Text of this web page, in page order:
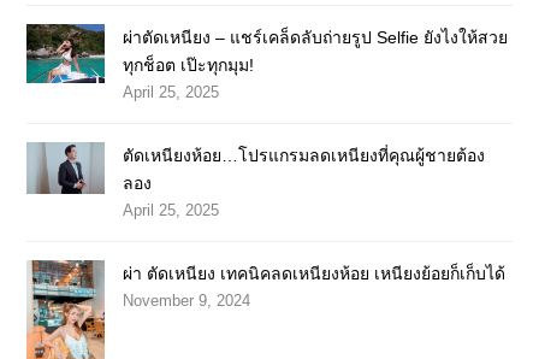
ผ่าตัดเหนียง – แชร์เคล็ดลับถ่ายรูป Selfie ยังไงให้สวย
ทุกช็อต เป๊ะทุกมุม!
April 25, 2025
ตัดเหนียงห้อย…โปรแกรมลดเหนียงที่คุณผู้ชายต้อง
ลอง
April 25, 2025
ผ่า ตัดเหนียง เทคนิคลดเหนียงห้อย เหนียงย้อยก็เก็บได้
November 9, 2024